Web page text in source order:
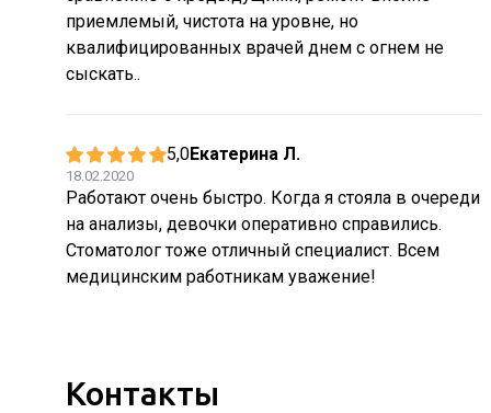
приемлемый, чистота на уровне, но
квалифицированных врачей днем с огнем не
сыскать..
5,0Екатерина Л.
18.02.2020
Работают очень быстро. Когда я стояла в очереди
на анализы, девочки оперативно справились.
Стоматолог тоже отличный специалист. Всем
медицинским работникам уважение!
Контакты